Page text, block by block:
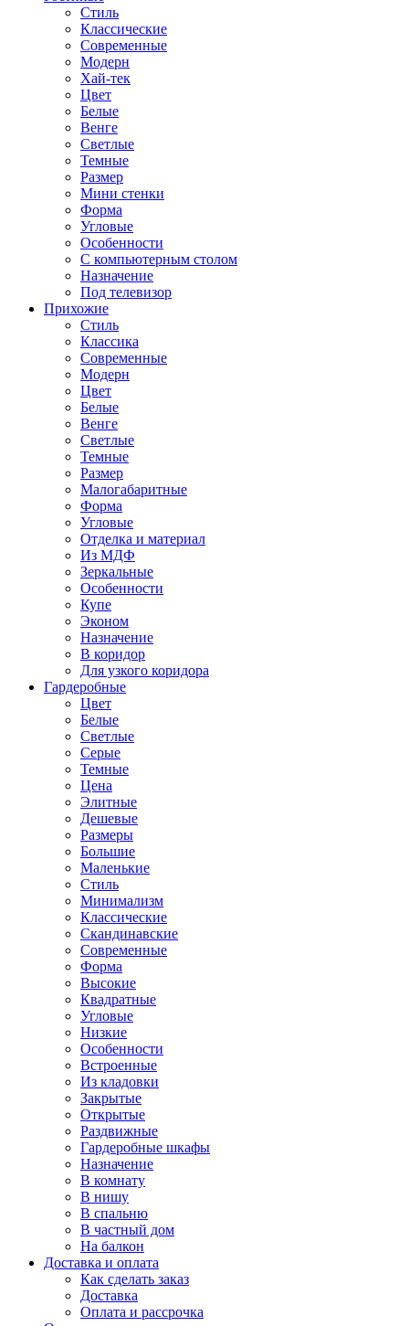
Стиль
Классические
Современные
Модерн
Хай-тек
Цвет
Белые
Венге
Светлые
Темные
Размер
Мини стенки
Форма
Угловые
Особенности
С компьютерным столом
Назначение
Под телевизор
Прихожие
Стиль
Классика
Современные
Модерн
Цвет
Белые
Венге
Светлые
Темные
Размер
Малогабаритные
Форма
Угловые
Отделка и материал
Из МДФ
Зеркальные
Особенности
Купе
Эконом
Назначение
В коридор
Для узкого коридора
Гардеробные
Цвет
Белые
Светлые
Серые
Темные
Цена
Элитные
Дешевые
Размеры
Большие
Маленькие
Стиль
Минимализм
Классические
Скандинавские
Современные
Форма
Высокие
Квадратные
Угловые
Низкие
Особенности
Встроенные
Из кладовки
Закрытые
Открытые
Раздвижные
Гардеробные шкафы
Назначение
В комнату
В нишу
В спальню
В частный дом
На балкон
Доставка и оплата
Как сделать заказ
Доставка
Оплата и рассрочка